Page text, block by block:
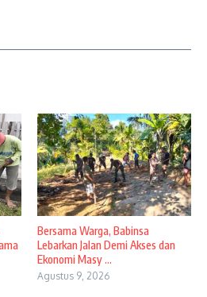
Bersama Warga, Babinsa
Lebarkan Jalan Demi Akses dan
Ekonomi Masy ...
Agustus 9, 2026